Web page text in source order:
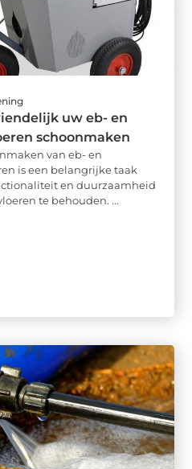
uw eb- en
schoonmaken
van eb- en
is een belangrijke taak
en duurzaamheid
te behouden. ...